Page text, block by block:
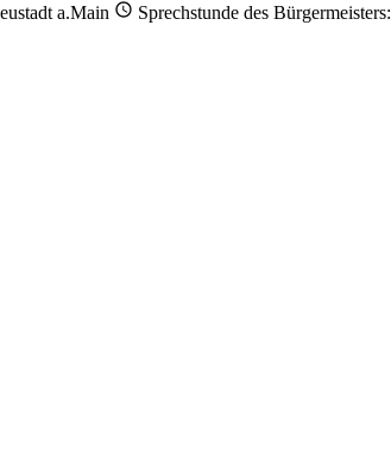
a.Main
Sprechstunde des Bürgermeisters: